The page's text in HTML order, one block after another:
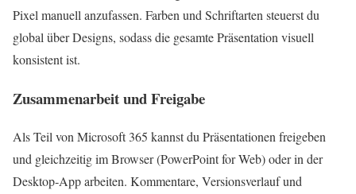
Pixel manuell anzufassen. Farben und Schriftarten steuerst du
global über Designs, sodass die gesamte Präsentation visuell
konsistent ist.
Zusammenarbeit und Freigabe
Als Teil von Microsoft 365 kannst du Präsentationen freigeben
und gleichzeitig im Browser (PowerPoint for Web) oder in der
Desktop‑App arbeiten. Kommentare, Versionsverlauf und